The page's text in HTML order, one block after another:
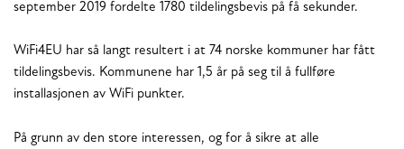
september 2019 fordelte 1780 tildelingsbevis på få sekunder.
WiFi4EU har så langt resultert i at 74 norske kommuner har fått
tildelingsbevis. Kommunene har 1,5 år på seg til å fullføre
installasjonen av WiFi punkter.
På grunn av den store interessen, og for å sikre at alle